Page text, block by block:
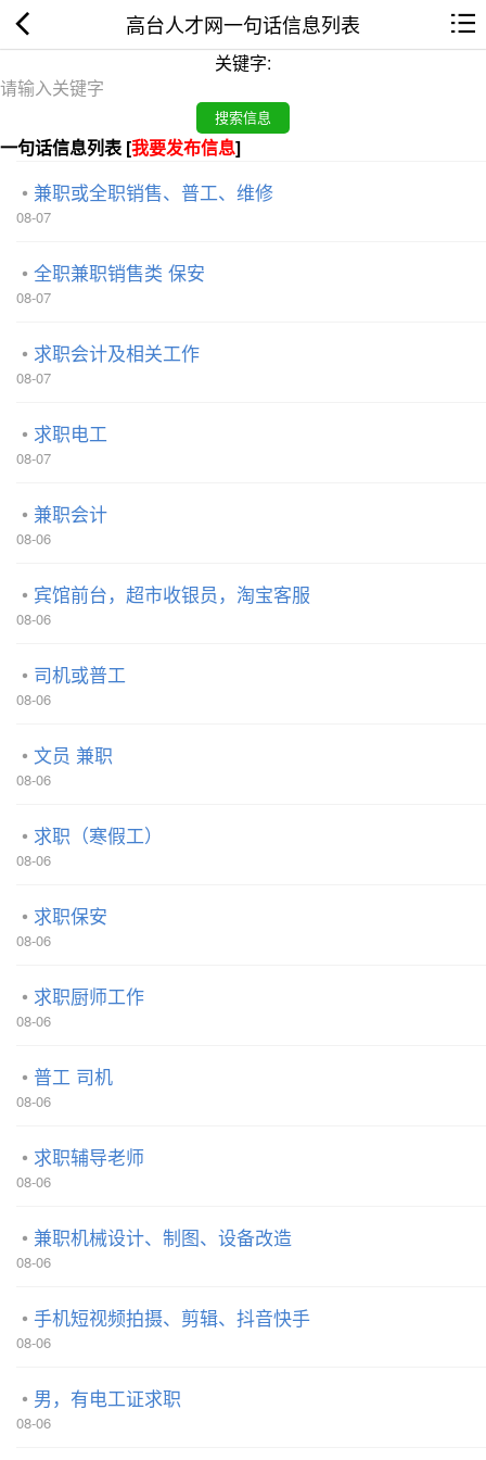
高台人才网一句话信息列表
关键字:
一句话信息列表 [我要发布信息]
兼职或全职销售、普工、维修
08-07
全职兼职销售类 保安
08-07
求职会计及相关工作
08-07
求职电工
08-07
兼职会计
08-06
宾馆前台，超市收银员，淘宝客服
08-06
司机或普工
08-06
文员 兼职
08-06
求职（寒假工）
08-06
求职保安
08-06
求职厨师工作
08-06
普工 司机
08-06
求职辅导老师
08-06
兼职机械设计、制图、设备改造
08-06
手机短视频拍摄、剪辑、抖音快手
08-06
男，有电工证求职
08-06